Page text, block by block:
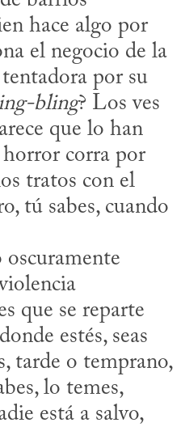
hace algo por
el negocio de la
por su
bling? Los ves
que lo han
corra por
tratos con el
tú sabes, cuando
que se reparte
estés, seas
tarde o temprano,
lo temes,
está a salvo,